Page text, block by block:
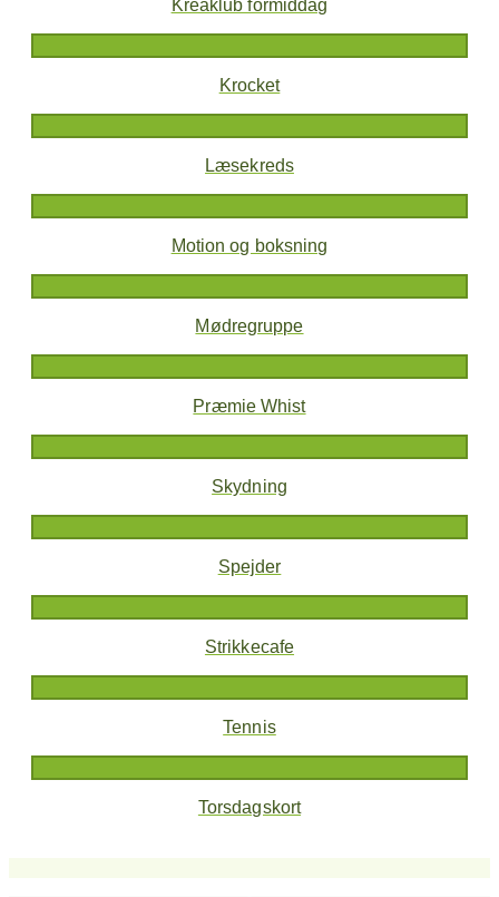
Kreaklub formiddag
Krocket
Læsekreds
Motion og boksning
Mødregruppe
Præmie Whist
Skydning
Spejder
Strikkecafe
Tennis
Torsdagskort